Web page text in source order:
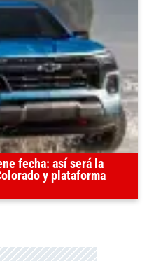
fecha: así será la
y plataforma